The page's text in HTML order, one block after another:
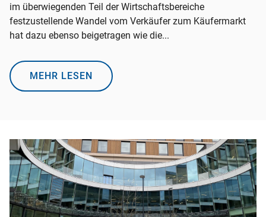
im überwiegenden Teil der Wirtschaftsbereiche
festzustellende Wandel vom Verkäufer zum Käufermarkt
hat dazu ebenso beigetragen wie die...
MEHR LESEN